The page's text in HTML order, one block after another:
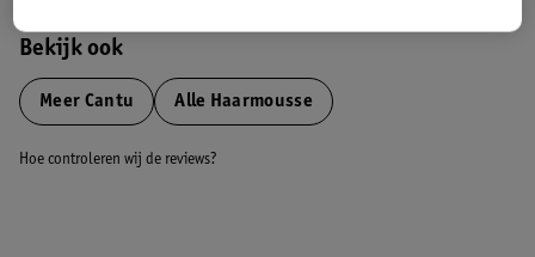
Bekijk ook
Meer Cantu Alle Haarmousse
Hoe controleren wij de reviews?